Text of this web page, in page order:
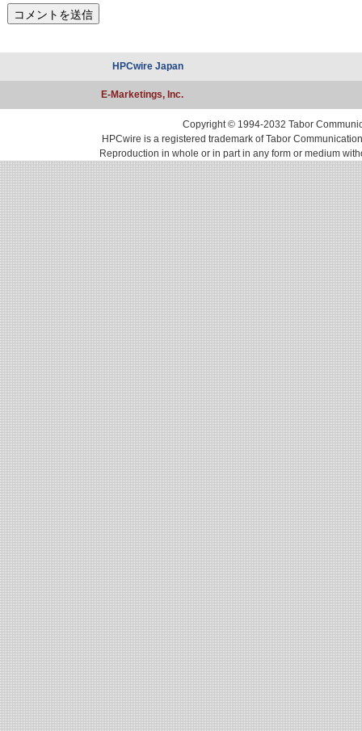
HPCwire Japan
E-Marketings, Inc.
Copyright © 1994-2032 Tabor
HPCwire is a registered trademark of Tabor
Reproduction in whole or in part in any form or medium